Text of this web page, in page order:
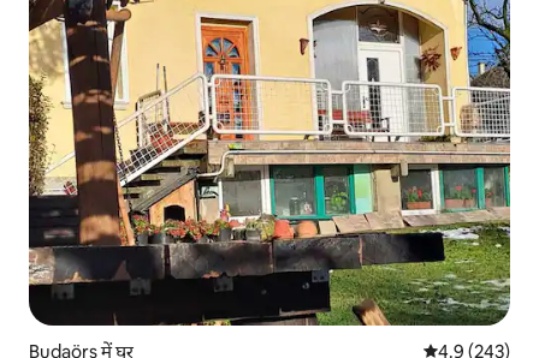
Budaörs में घर औसत रेटिंग 5 में
4.9 (243)